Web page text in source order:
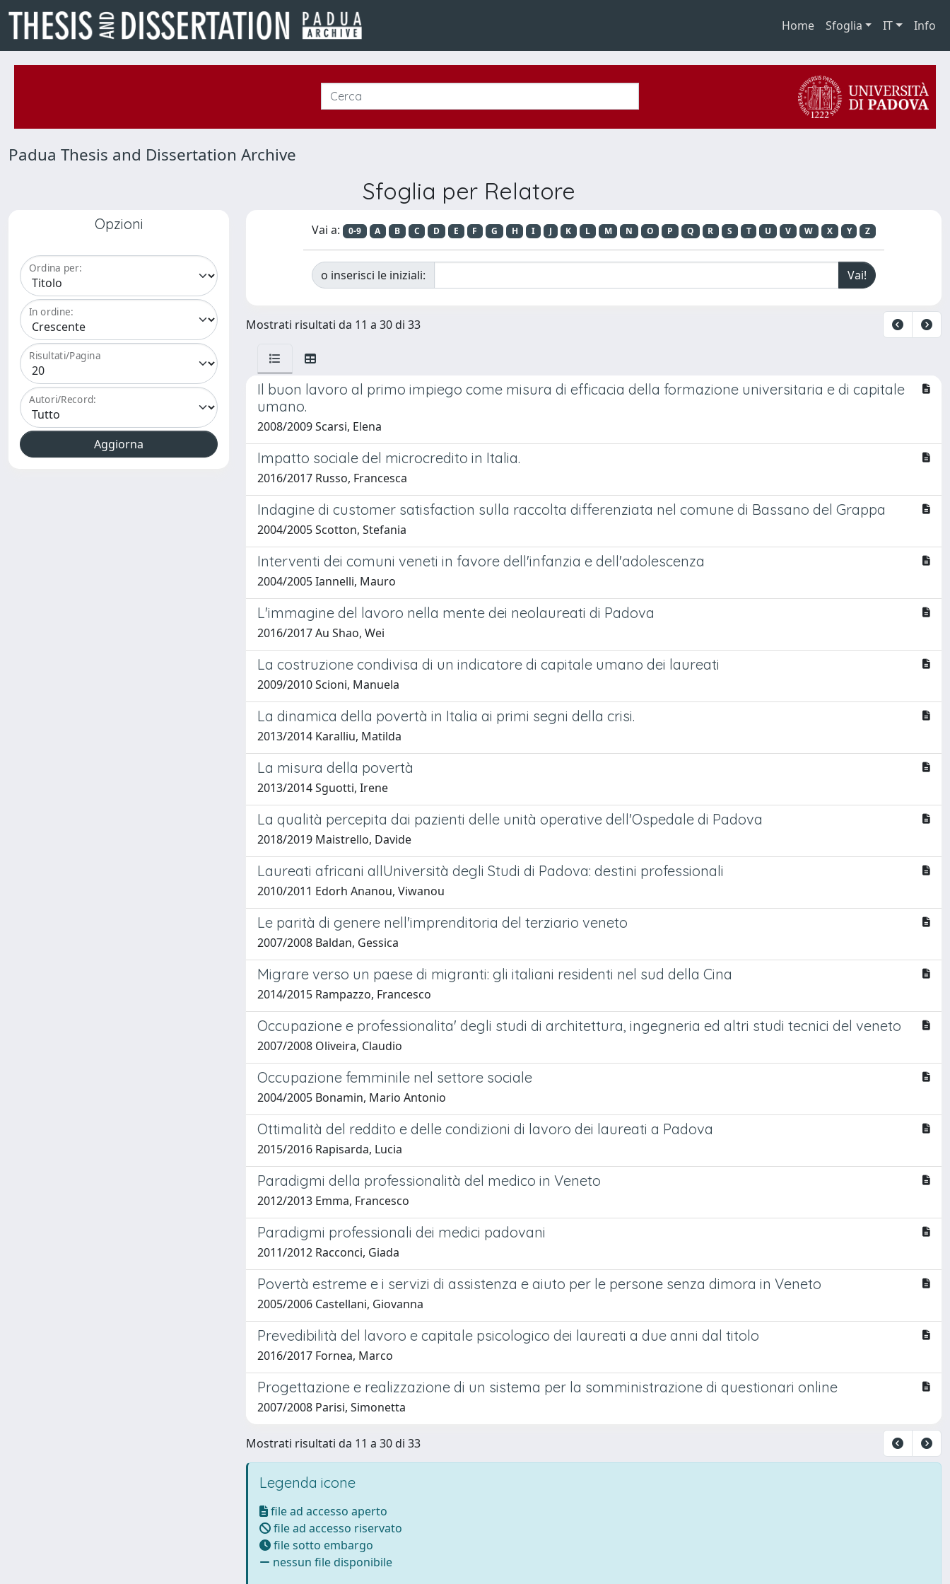
Home Sfoglia IT Info
Padua Thesis and Dissertation Archive
Sfoglia per Relatore
Opzioni
Ordina per:
In ordine:
Risultati/Pagina
Autori/Record:
Vai a: 0-9 A B C D E F G H I J K L M N O P Q R S T U V W X Y Z
o inserisci le iniziali:
Mostrati risultati da 11 a 30 di 33
Il buon lavoro al primo impiego come misura di efficacia della formazione universitaria e di capitale
umano.
2008/2009 Scarsi, Elena
Impatto sociale del microcredito in Italia.
2016/2017 Russo, Francesca
Indagine di customer satisfaction sulla raccolta differenziata nel comune di Bassano del Grappa
2004/2005 Scotton, Stefania
Interventi dei comuni veneti in favore dell'infanzia e dell'adolescenza
2004/2005 Iannelli, Mauro
L'immagine del lavoro nella mente dei neolaureati di Padova
2016/2017 Au Shao, Wei
La costruzione condivisa di un indicatore di capitale umano dei laureati
2009/2010 Scioni, Manuela
La dinamica della povertà in Italia ai primi segni della crisi.
2013/2014 Karalliu, Matilda
La misura della povertà
2013/2014 Sguotti, Irene
La qualità percepita dai pazienti delle unità operative dell'Ospedale di Padova
2018/2019 Maistrello, Davide
Laureati africani allUniversità degli Studi di Padova: destini professionali
2010/2011 Edorh Ananou, Viwanou
Le parità di genere nell'imprenditoria del terziario veneto
2007/2008 Baldan, Gessica
Migrare verso un paese di migranti: gli italiani residenti nel sud della Cina
2014/2015 Rampazzo, Francesco
Occupazione e professionalita' degli studi di architettura, ingegneria ed altri studi tecnici del veneto
2007/2008 Oliveira, Claudio
Occupazione femminile nel settore sociale
2004/2005 Bonamin, Mario Antonio
Ottimalità del reddito e delle condizioni di lavoro dei laureati a Padova
2015/2016 Rapisarda, Lucia
Paradigmi della professionalità del medico in Veneto
2012/2013 Emma, Francesco
Paradigmi professionali dei medici padovani
2011/2012 Racconci, Giada
Povertà estreme e i servizi di assistenza e aiuto per le persone senza dimora in Veneto
2005/2006 Castellani, Giovanna
Prevedibilità del lavoro e capitale psicologico dei laureati a due anni dal titolo
2016/2017 Fornea, Marco
Progettazione e realizzazione di un sistema per la somministrazione di questionari online
2007/2008 Parisi, Simonetta
Mostrati risultati da 11 a 30 di 33
Legenda icone
file ad accesso aperto
file ad accesso riservato
file sotto embargo
nessun file disponibile